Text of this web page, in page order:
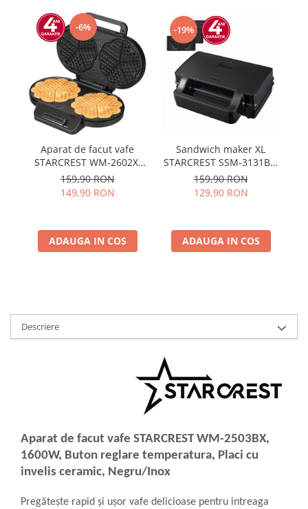
-6%
Aparat de facut vafe
STARCREST WM-2602X,
1200W, Suprafata dubla,
Buton reglare
Negru/Inox
159,90 RON
149,90 RON
ADAUGA IN COS
-19%
Sandwich maker XL
STARCREST SSM-3131BX,
1000 W, 3 placi
detasabile antiadezive:
159,90 RON
129,90 RON
ADAUGA IN COS
Descriere
Aparat de facut vafe STARCREST WM-2503BX,
1600W, Buton reglare temperatura, Placi cu
invelis ceramic, Negru/Inox
Pregătește rapid și ușor vafe delicioase pentru întreaga